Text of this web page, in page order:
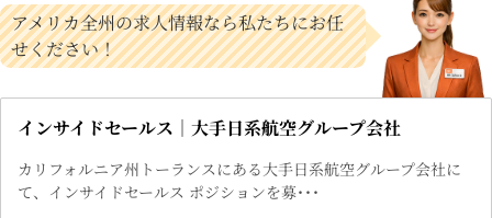
アメリカ全州の求人情報なら私たちにお任
せください！
インサイドセールス｜大手日系航空グループ会社
カリフォルニア州トーランスにある大手日系航空グループ会社に
て、インサイドセールス ポジションを募･･･